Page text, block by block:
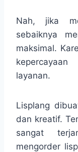
Nah, jika
sebaiknya
maksimal.
layanan.
Lisplang
dan kreatif.
sangat
mengorder